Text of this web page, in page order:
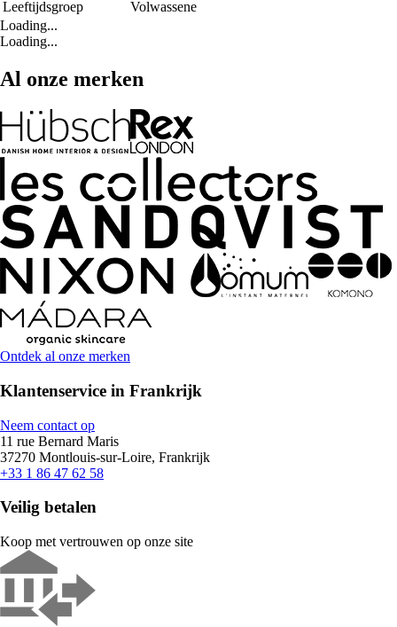
Leeftijdsgroep
Volwassene
Loading...
Loading...
Al onze merken
Ontdek al onze merken
Klantenservice in Frankrijk
Neem contact op
11 rue Bernard Maris
37270 Montlouis-sur-Loire, Frankrijk
+33 1 86 47 62 58
Veilig betalen
Koop met vertrouwen op onze site